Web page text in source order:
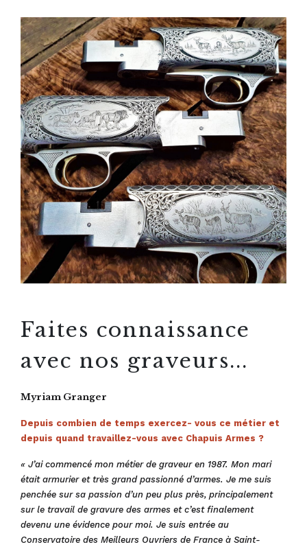
Faites connaissance
avec nos graveurs...
Myriam Granger
Depuis combien de temps exercez- vous ce métier et
depuis quand travaillez-vous avec Chapuis Armes ?
« J’ai commencé mon métier de graveur en 1987. Mon mari
était armurier et très grand passionné d’armes. Je me suis
penchée sur sa passion d’un peu plus près, principalement
sur le travail de gravure des armes et c’est finalement
devenu une évidence pour moi. Je suis entrée au
Conservatoire des Meilleurs Ouvriers de France à Saint-